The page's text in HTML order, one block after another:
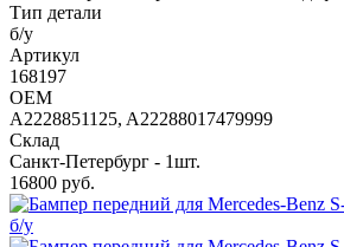
Тип детали
б/у
Артикул
168197
OEM
A2228851125, A22288017479999
Склад
Санкт-Петербург - 1шт.
16800 руб.